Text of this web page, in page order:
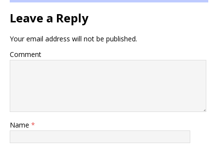
Leave a Reply
Your email address will not be published.
Comment
Name *